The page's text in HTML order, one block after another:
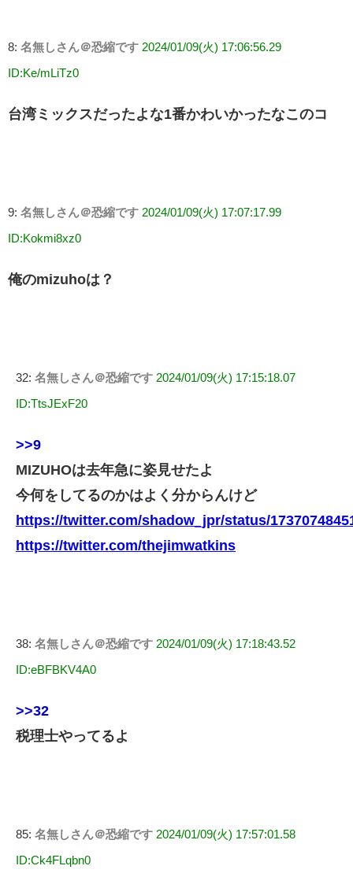
8: 名無しさん＠恐縮です 2024/01/09(火) 17:06:56.29
ID:Ke/mLiTz0
台湾ミックスだったよな1番かわいかったなこのコ
9: 名無しさん＠恐縮です 2024/01/09(火) 17:07:17.99
ID:Kokmi8xz0
俺のmizuhoは？
32: 名無しさん＠恐縮です 2024/01/09(火) 17:15:18.07
ID:TtsJExF20
>>9
MIZUHOは去年急に姿見せたよ
今何をしてるのかはよく分からんけど
https://twitter.com/shadow_jpr/status/
https://twitter.com/thejimwatkins
38: 名無しさん＠恐縮です 2024/01/09(火) 17:18:43.52
ID:eBFBKV4A0
>>32
税理士やってるよ
85: 名無しさん＠恐縮です 2024/01/09(火) 17:57:01.58
ID:Ck4FLqbn0